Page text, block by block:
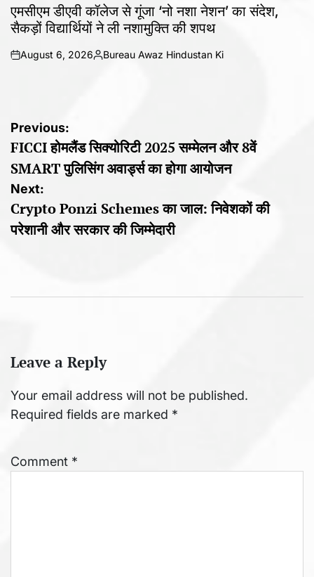
IN
एमसीएम डीएवी कॉलेज से गूंजा ‘नो नशा नेशन’ का संदेश,
सैकड़ों विद्यार्थियों ने ली नशामुक्ति की शपथ
on
August 6, 2026
Posted
Bureau Awaz Hindustan Ki
Post
navigation
Previous:
FICCI होमलैंड सिक्योरिटी 2025 सम्मेलन और 8वें
SMART पुलिसिंग अवार्ड्स का होगा आयोजन
Next:
Crypto Ponzi Schemes का जाल: निवेशकों की
परेशानी और सरकार की जिम्मेदारी
Leave a Reply
Your email address will not be published.
Required fields are marked *
Comment *